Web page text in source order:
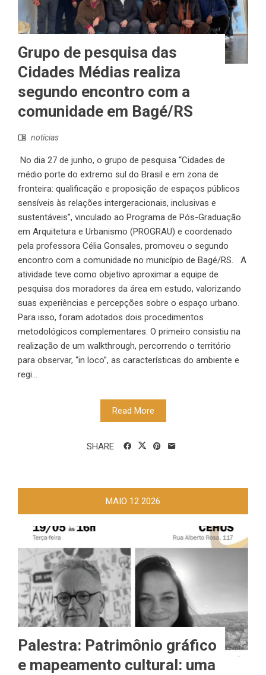
Grupo de pesquisa das
Cidades Médias realiza
segundo encontro com a
comunidade em Bagé/RS
notícias
No dia 27 de junho, o grupo de pesquisa “Cidades de
médio porte do extremo sul do Brasil e em zona de
fronteira: qualificação e proposição de espaços públicos
sensíveis às relações intergeracionais, inclusivas e
sustentáveis”, vinculado ao Programa de Pós-Graduação
em Arquitetura e Urbanismo (PROGRAU) e coordenado
pela professora Célia Gonsales, promoveu o segundo
encontro com a comunidade no município de Bagé/RS. A
atividade teve como objetivo aproximar a equipe de
pesquisa dos moradores da área em estudo, valorizando
suas experiências e percepções sobre o espaço urbano.
Para isso, foram adotados dois procedimentos
metodológicos complementares. O primeiro consistiu na
realização de um walkthrough, percorrendo o território
para observar, “in loco”, as características do ambiente e
regi...
Read More
SHARE
MAIO 12 2026
Palestra: Patrimônio gráfico
e mapeamento cultural: uma